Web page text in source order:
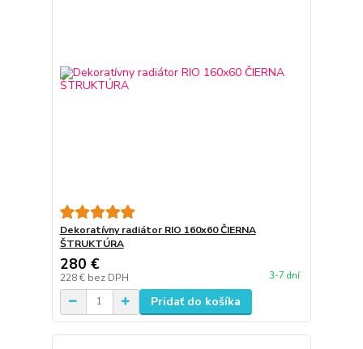
Dekoratívny radiátor RIO 160x60 ČIERNA
ŠTRUKTÚRA
280 €
228 € bez DPH 3-7 dní
Pridať do košíka